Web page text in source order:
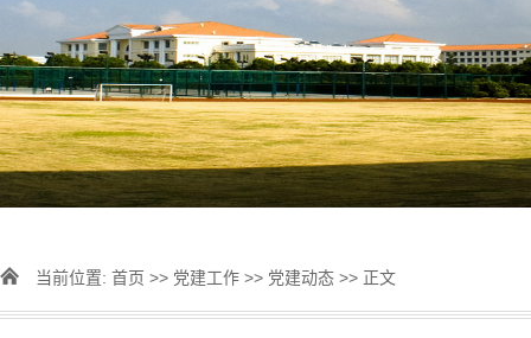
当前位置: 首页 >> 党建工作 >> 党建动态 >> 正文